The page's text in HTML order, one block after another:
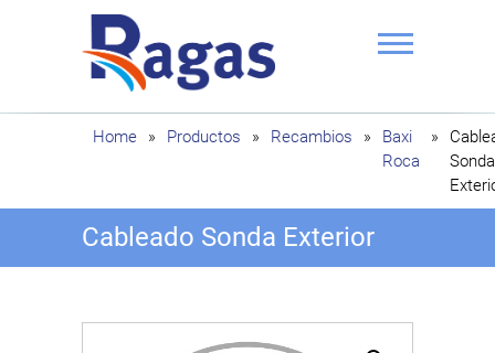
Ragas
Home » Productos » Recambios »
Baxi
Roca
»
Sonda
Cableado Sonda Exterior